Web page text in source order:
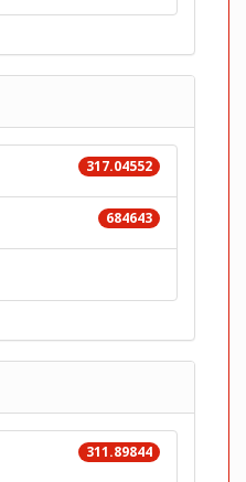
317.04552
684643
311.89844